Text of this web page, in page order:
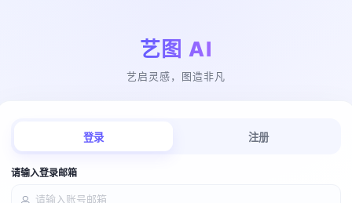
艺图 AI
艺启灵感，图造非凡
登录 注册
请输入登录邮箱